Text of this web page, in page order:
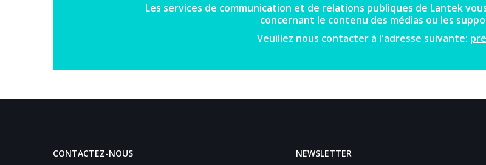
Les services de communication et de relations publiques de Lantek
concernant le contenu des médias ou les
Veuillez nous contacter à l'adresse suivante:
CONTACTEZ-NOUS NEWSLETTER